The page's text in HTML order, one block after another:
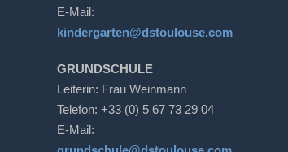
E-Mail:
kindergarten@dstoulouse.com
GRUNDSCHULE
Leiterin: Frau Weinmann
Telefon: +33 (0) 5 67 73 29 04
E-Mail: